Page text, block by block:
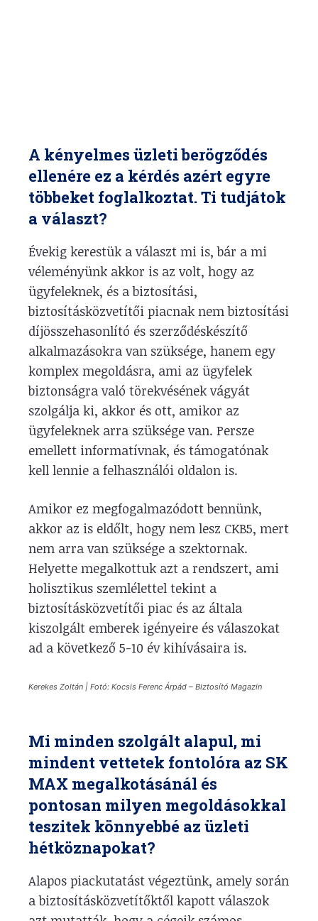
A kényelmes üzleti berögződés
ellenére ez a kérdés azért egyre
többeket foglalkoztat. Ti tudjátok
a választ?
Évekig kerestük a választ mi is, bár a mi
véleményünk akkor is az volt, hogy az
ügyfeleknek, és a biztosítási,
biztosításközvetítői piacnak nem biztosítási
díjösszehasonlító és szerződéskészítő
alkalmazásokra van szüksége, hanem egy
komplex megoldásra, ami az ügyfelek
biztonságra való törekvésének vágyát
szolgálja ki, akkor és ott, amikor az
ügyfeleknek arra szüksége van. Persze
emellett informatívnak, és támogatónak
kell lennie a felhasználói oldalon is.
Amikor ez megfogalmazódott bennünk,
akkor az is eldőlt, hogy nem lesz CKB5, mert
nem arra van szüksége a szektornak.
Helyette megalkottuk azt a rendszert, ami
holisztikus szemlélettel tekint a
biztosításközvetítői piac és az általa
kiszolgált emberek igényeire és válaszokat
ad a következő 5-10 év kihívásaira is.
Kerekes Zoltán | Fotó: Kocsis Ferenc Árpád – Biztosító Magazin
Mi minden szolgált alapul, mi
mindent vettetek fontolóra az SK
MAX megalkotásánál és
pontosan milyen megoldásokkal
teszitek könnyebbé az üzleti
hétköznapokat?
Alapos piackutatást végeztünk, amely során
a biztosításközvetítőktől kapott válaszok